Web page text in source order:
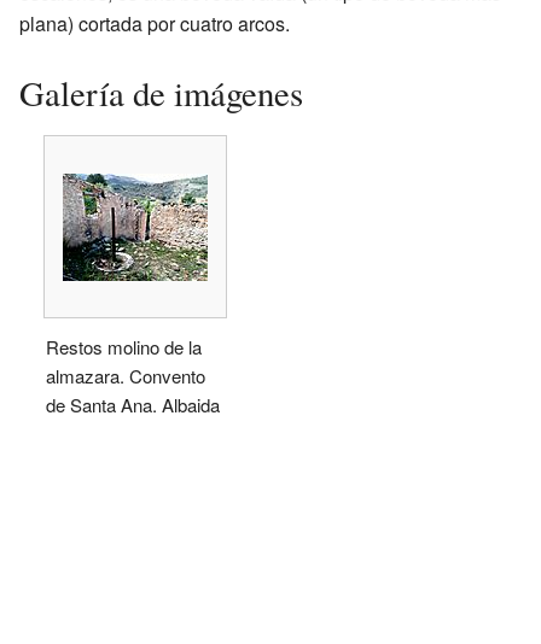
plana) cortada por cuatro arcos.
Galería de imágenes
Restos molino de la
almazara. Convento
de Santa Ana. Albaida